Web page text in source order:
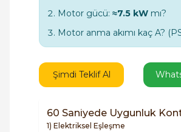
Motor gücü: ≈7.5 kWmı?
Motor anma akımı kaç A?
Şimdi Teklif Al
60 Saniyede Uygunluk
1) Elektriksel Eşleşme